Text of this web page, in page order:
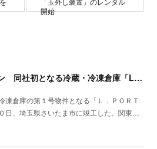
開始
【物 流】タカラレーベン 同社初となる冷蔵・冷凍倉庫「L.PORT大宮」竣工
凍倉庫の第１号物件となる「Ｌ．ＰＯＲＴ
日、埼玉県さいたま市に竣工した。関東…